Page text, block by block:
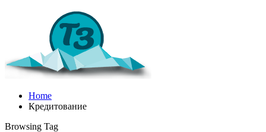
Home
Кредитование
Browsing Tag